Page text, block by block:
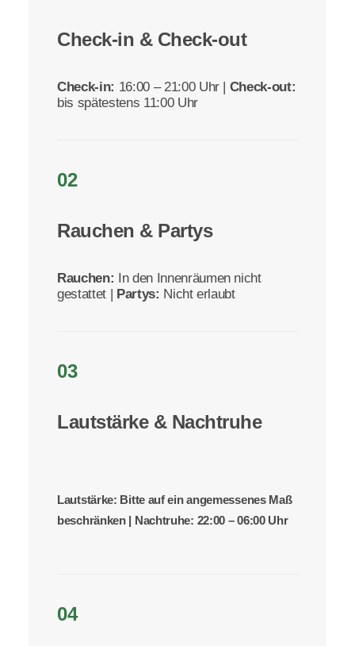
Check-in & Check-out
Check-in: 16:00 – 21:00 Uhr | Check-out:
bis spätestens 11:00 Uhr
02
Rauchen & Partys
Rauchen: In den Innenräumen nicht
gestattet | Partys: Nicht erlaubt
03
Lautstärke & Nachtruhe
Lautstärke: Bitte auf ein angemessenes Maß
beschränken | Nachtruhe: 22:00 – 06:00 Uhr
04